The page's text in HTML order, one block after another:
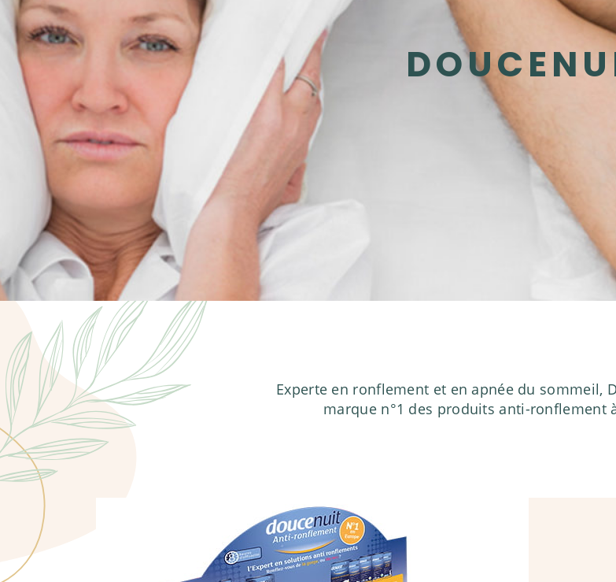
DISTRIBUTEUR DÉDIÉ
Experte en ronflement et en apnée du sommeil,
marque n°1 des produits anti-ronflement